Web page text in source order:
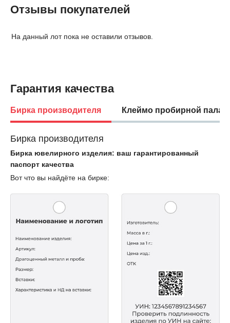
Отзывы покупателей
На данный лот пока не оставили отзывов.
Гарантия качества
Бирка производителя Клеймо пробирной
Бирка производителя
Бирка ювелирного изделия: ваш гарантированный
паспорт качества
Вот что вы найдёте на бирке: